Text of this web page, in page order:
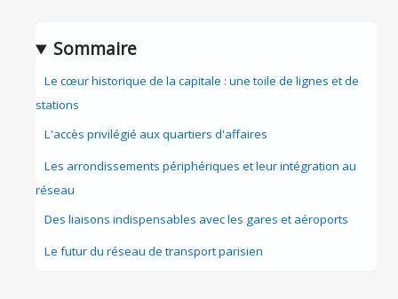
Sommaire
Le cœur historique de la capitale : une toile de lignes et de
stations
L'accès privilégié aux quartiers d'affaires
Les arrondissements périphériques et leur intégration au
réseau
Des liaisons indispensables avec les gares et aéroports
Le futur du réseau de transport parisien